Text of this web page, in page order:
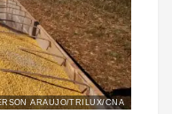
ARAUJO/TRILUX/CNA